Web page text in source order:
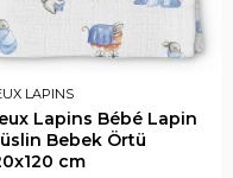
LAPINS
Lapins Bébé Lapin
Bebek Örtü
cm